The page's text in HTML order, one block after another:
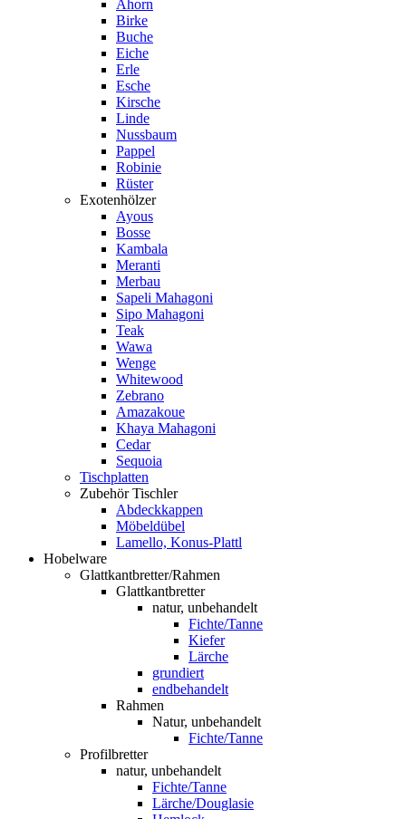
Ahorn
Birke
Buche
Eiche
Erle
Esche
Kirsche
Linde
Nussbaum
Pappel
Robinie
Rüster
Exotenhölzer
Ayous
Bosse
Kambala
Meranti
Merbau
Sapeli Mahagoni
Sipo Mahagoni
Teak
Wawa
Wenge
Whitewood
Zebrano
Amazakoue
Khaya Mahagoni
Cedar
Sequoia
Tischplatten
Zubehör Tischler
Abdeckkappen
Möbeldübel
Lamello, Konus-Plattl
Hobelware
Glattkantbretter/Rahmen
Glattkantbretter
natur, unbehandelt
Fichte/Tanne
Kiefer
Lärche
grundiert
endbehandelt
Rahmen
Natur, unbehandelt
Fichte/Tanne
Profilbretter
natur, unbehandelt
Fichte/Tanne
Lärche/Douglasie